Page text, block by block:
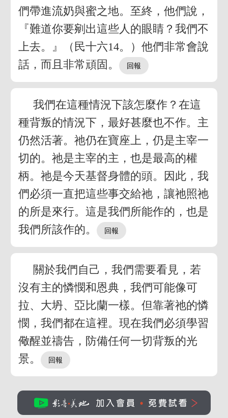
們帶進流奶與蜜之地。至終，他們說，
『難道你要剜出這些人的眼睛？我們不
上去。』（民十六14。）他們非常會說
話，而且非常頑固。
我們在這種情況下該怎麼作？在這
種背叛的情況下，最好甚麼也不作。主
仍然活著。祂仍在寶座上，仍是主宰一
切的。祂是主宰的主，也是最高的權
柄。祂是今天基督身體的頭。因此，我
們必須一直把這些事交給祂，讓祂照祂
的所是來行。這是我們所能作的，也是
我們所該作的。
關於我們自己，我們需要看見，若
沒有主的憐憫和恩典，我們可能像可
拉、大坍、亞比蘭一樣。但靠著祂的憐
憫，我們都在這裡。現在我們必須學習
儆醒並禱告，防備任何一切背叛的光
景。